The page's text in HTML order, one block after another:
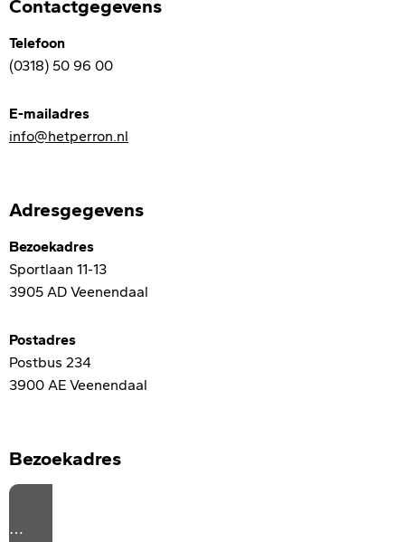
Contactgegevens
Telefoon
(0318) 50 96 00
E-mailadres
info@hetperron.nl
Adresgegevens
Bezoekadres
Sportlaan 11-13
3905 AD Veenendaal
Postadres
Postbus 234
3900 AE Veenendaal
Bezoekadres
⋯